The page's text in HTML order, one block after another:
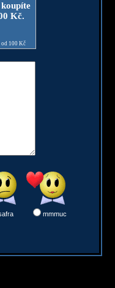
Kč.
od 100 Kč
mmmuc